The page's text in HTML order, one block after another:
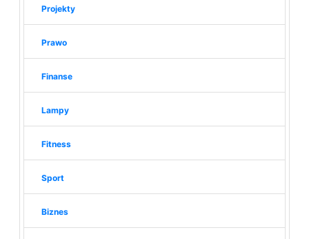
Projekty
Prawo
Finanse
Lampy
Fitness
Sport
Biznes